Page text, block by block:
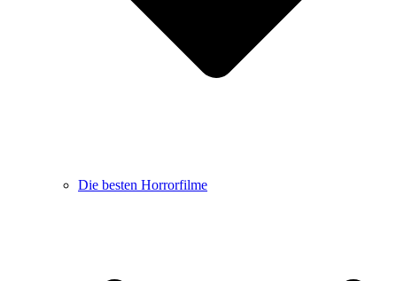
Die besten Horrorfilme